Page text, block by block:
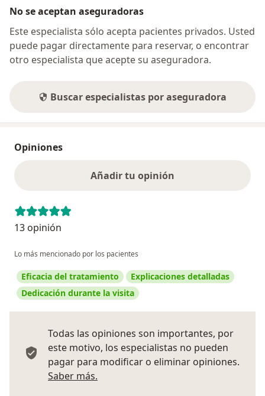
No se aceptan aseguradoras
Este especialista sólo acepta pacientes privados. Usted
puede pagar directamente para reservar, o encontrar
otro especialista que acepte su aseguradora.
Buscar especialistas por aseguradora
Opiniones
Añadir tu opinión
13 opinión
Lo más mencionado por los pacientes
Eficacia del tratamiento
Explicaciones detalladas
Dedicación durante la visita
Todas las opiniones son importantes, por
este motivo, los especialistas no pueden
pagar para modificar o eliminar opiniones.
Saber más.